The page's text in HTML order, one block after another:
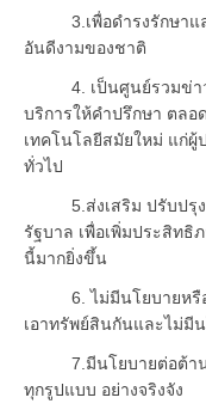
3.เพื่อดำรงรักษาแล
อันดีงามของชาติ
4. เป็นศูนย์รวมข่าวส
บริการให้คำปรึกษา ตล
เทคโนโลยีสมัยใหม่ แก่
ทั่วไป
5.ส่งเสริม ปรับปรุง
รัฐบาล เพื่อเพิ่มประสิทธิ
นี้มากยิ่งขึ้น
6. ไม่มีนโยบายหรือเ
เอาทรัพย์สินกันและไม่มี
7.มีนโยบายต่อต้านแ
ทุกรูปแบบ อย่างจริงจัง